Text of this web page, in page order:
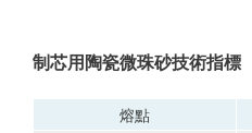
制芯用陶瓷微珠砂技術指標
熔點